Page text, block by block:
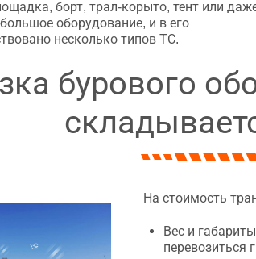
борт, трал-корыто, тент или
оборудование, и в его
несколько типов ТС.
бурового
На стоимость
Вес и
перевозиться